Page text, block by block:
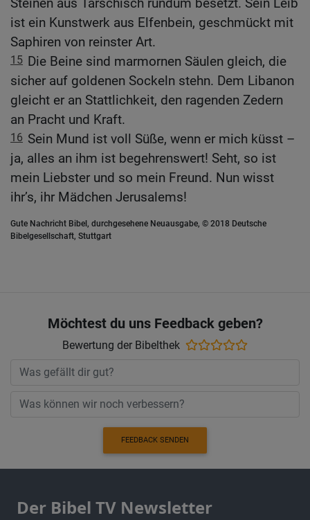
Steinen aus Tarschisch rundum besetzt. Sein Leib
ist ein Kunstwerk aus Elfenbein, geschmückt mit
Saphiren von reinster Art.
15 Die Beine sind marmornen Säulen gleich, die
sicher auf goldenen Sockeln stehn. Dem Libanon
gleicht er an Stattlichkeit, den ragenden Zedern
an Pracht und Kraft.
16 Sein Mund ist voll Süße, wenn er mich küsst –
ja, alles an ihm ist begehrenswert! Seht, so ist
mein Liebster und so mein Freund. Nun wisst
ihr’s, ihr Mädchen Jerusalems!
Gute Nachricht Bibel, durchgesehene Neuausgabe, © 2018 Deutsche
Bibelgesellschaft, Stuttgart
Möchtest du uns Feedback geben?
Bewertung der Bibelthek
FEEDBACK SENDEN
Der Bibel TV Newsletter